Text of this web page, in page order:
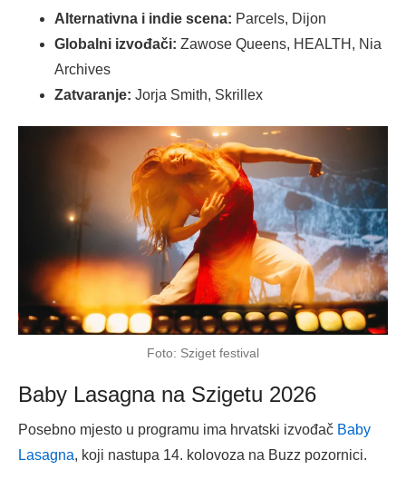
Alternativna i indie scena: Parcels, Dijon
Globalni izvođači: Zawose Queens, HEALTH, Nia
Archives
Zatvaranje: Jorja Smith, Skrillex
Foto: Sziget festival
Baby Lasagna na Szigetu 2026
Posebno mjesto u programu ima hrvatski izvođač Baby
Lasagna, koji nastupa 14. kolovoza na Buzz pozornici.